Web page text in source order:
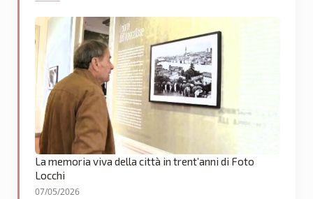
La memoria viva della città in trent’anni di Foto
Locchi
07/05/2026